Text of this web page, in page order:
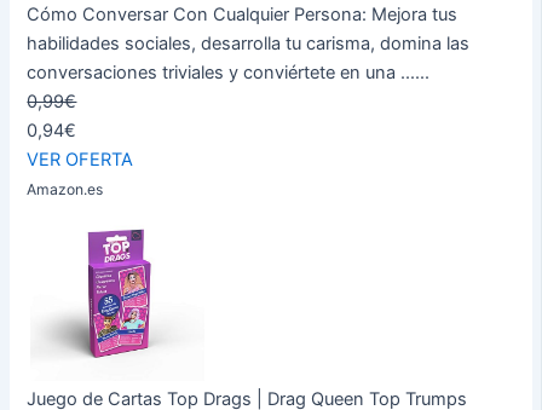
Cómo Conversar Con Cualquier Persona: Mejora tus
habilidades sociales, desarrolla tu carisma, domina las
conversaciones triviales y conviértete en una ......
0,99€
0,94€
VER OFERTA
Amazon.es
Juego de Cartas Top Drags | Drag Queen Top Trumps